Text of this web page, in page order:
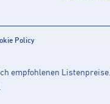
Policy
empfohlenen